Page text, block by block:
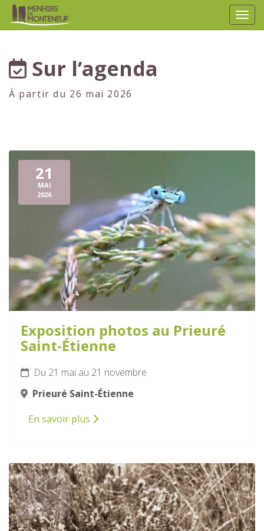
Sur l’agenda
À partir du 26 mai 2026
21
MAI
2026
Exposition photos au Prieuré
Saint-Étienne
Du 21 mai au 21 novembre
Prieuré Saint-Étienne
En savoir plus
30
MAI
2026